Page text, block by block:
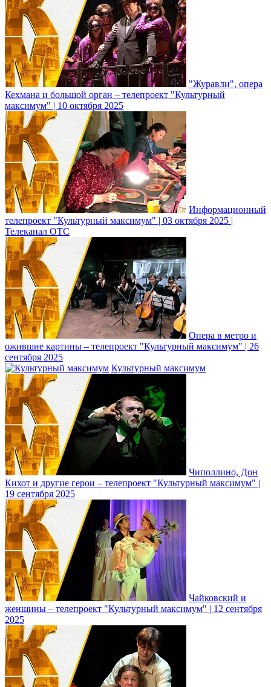
"Журавли", опера
Кехмана и большой орган – телепроект "Культурный
максимум" | 10 октября 2025
Информационный
телепроект "Культурный максимум" | 03 октября 2025 |
Телеканал ОТС
Опера в метро и
ожившие картины – телепроект "Культурный максимум" | 26
сентября 2025
Культурный максимум
Чиполлино, Дон
Кихот и другие герои – телепроект "Культурный максимум" |
19 сентября 2025
Чайковский и
женщины – телепроект "Культурный максимум" | 12 сентября
2025